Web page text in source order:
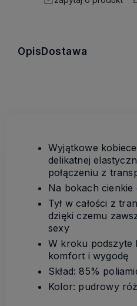
Opis Dostawa
Wyjątkowe
delikatnej
połączeniu z
Na bokach
Tył w całości z
dzięki czemu
sexy
W kroku podszyte
komfort i wygodę
Skład: 85%
Kolor: pudrowy róż